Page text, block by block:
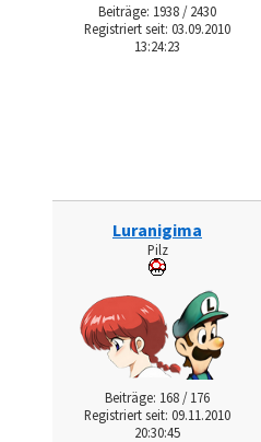
Beiträge: 1938 / 2430
Registriert seit: 03.09.2010
13:24:23
Luranigima
Pilz
Beiträge: 168 / 176
Registriert seit: 09.11.2010
20:30:45